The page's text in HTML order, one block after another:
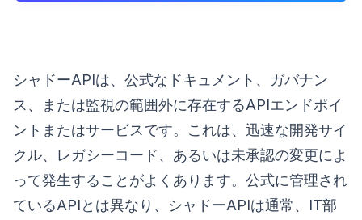
シャドーAPIは、公式なドキュメント、ガバナン
ス、または監視の範囲外に存在するAPIエンドポイ
ントまたはサービスです。これは、迅速な開発サイ
クル、レガシーコード、あるいは未承認の変更によ
って発生することがよくあります。公式に管理され
ているAPIとは異なり、シャドーAPIは通常、IT部